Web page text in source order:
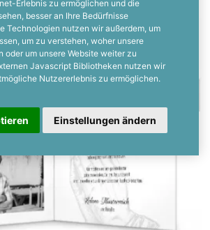
Erlebnis zu ermöglichen und die
besser an Ihre Bedürfnisse
Technologien nutzen wir außerdem, um
um zu verstehen, woher unsere
oder um unsere Website weiter zu
Javascript Bibliotheken nutzen wir
Nutzererlebnis zu ermöglichen.
Einstellungen ändern